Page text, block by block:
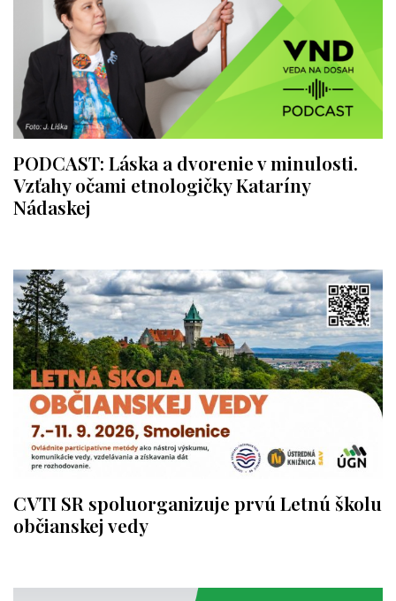
PODCAST: Láska a dvorenie v minulosti.
Vzťahy očami etnologičky Kataríny
Nádaskej
CVTI SR spoluorganizuje prvú Letnú školu
občianskej vedy